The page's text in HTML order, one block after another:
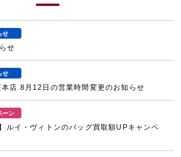
せ
せ
せ
店 8月12日の営業時間変更のお知らせ
ーン
ルイ・ヴィトンのバッグ買取額UPキャンペ